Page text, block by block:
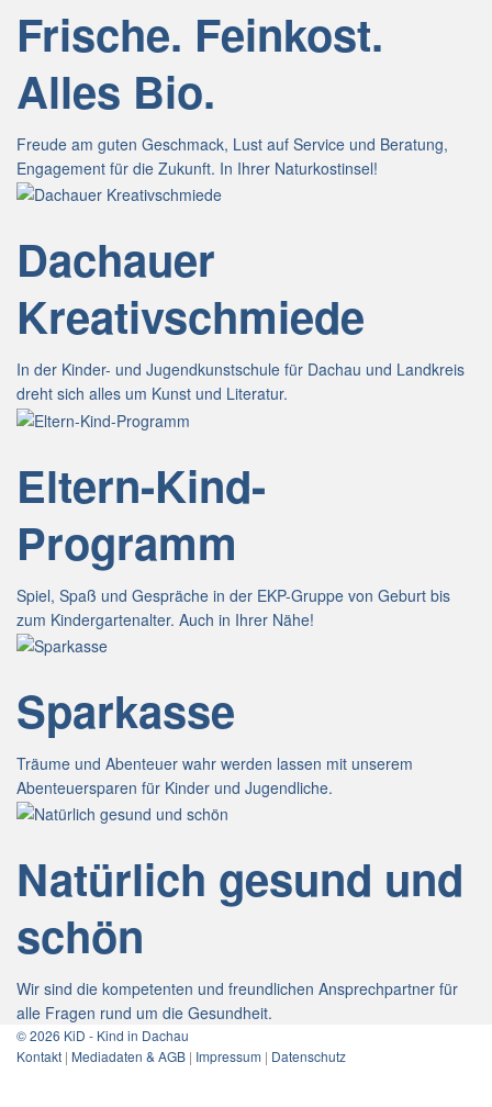
Frische. Feinkost.
Alles Bio.
Freude am guten Geschmack, Lust auf Service und Beratung,
Engagement für die Zukunft. In Ihrer Naturkostinsel!
Dachauer
Kreativschmiede
In der Kinder- und Jugendkunstschule für Dachau und Landkreis
dreht sich alles um Kunst und Literatur.
Eltern-Kind-
Programm
Spiel, Spaß und Gespräche in der EKP-Gruppe von Geburt bis
zum Kindergartenalter. Auch in Ihrer Nähe!
Sparkasse
Träume und Abenteuer wahr werden lassen mit unserem
Abenteuersparen für Kinder und Jugendliche.
Natürlich gesund und
schön
Wir sind die kompetenten und freundlichen Ansprechpartner für
alle Fragen rund um die Gesundheit.
© 2026 KiD - Kind in Dachau
Kontakt | Mediadaten & AGB | Impressum | Datenschutz